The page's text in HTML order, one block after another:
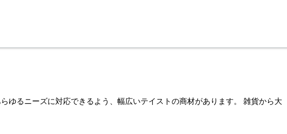
ゆるニーズに対応できるよう、幅広いテイストの商材があります。 雑貨から大